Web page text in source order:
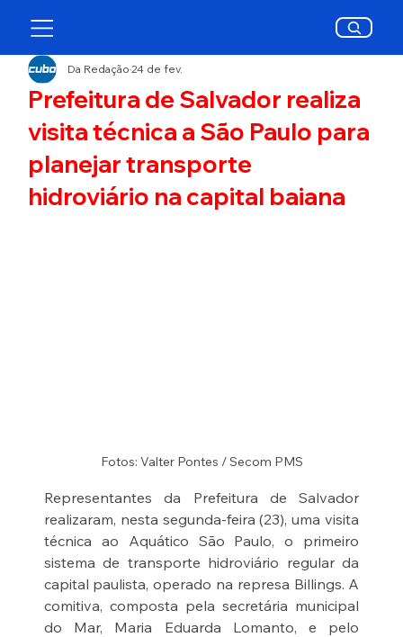
Prefeitura de Salvador realiza
visita técnica a São Paulo para
planejar transporte
hidroviário na capital baiana
Da Redação24 de fev.
Fotos: Valter Pontes / Secom PMS
Representantes da Prefeitura de Salvador
realizaram, nesta segunda-feira (23), uma visita
técnica ao Aquático São Paulo, o primeiro
sistema de transporte hidroviário regular da
capital paulista, operado na represa Billings. A
comitiva, composta pela secretária municipal
do Mar, Maria Eduarda Lomanto, e pelo